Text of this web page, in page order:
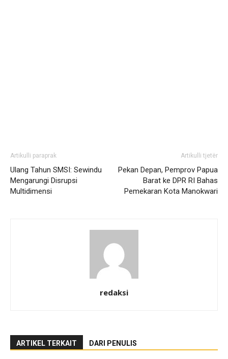
Artikulli paraprak
Ulang Tahun SMSI: Sewindu
Mengarungi Disrupsi
Multidimensi
Artikulli tjetër
Pekan Depan, Pemprov Papua
Barat ke DPR RI Bahas
Pemekaran Kota Manokwari
redaksi
ARTIKEL TERKAIT DARI PENULIS